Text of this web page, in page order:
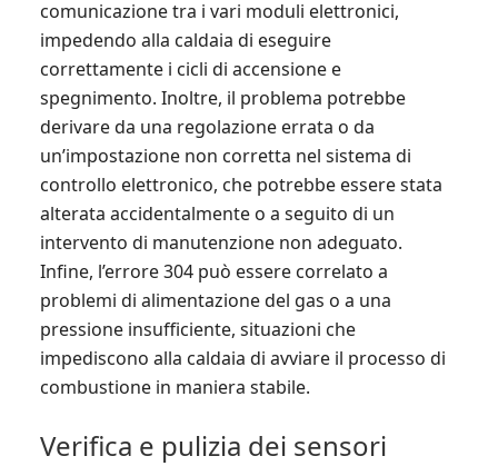
comunicazione tra i vari moduli elettronici,
impedendo alla caldaia di eseguire
correttamente i cicli di accensione e
spegnimento. Inoltre, il problema potrebbe
derivare da una regolazione errata o da
un’impostazione non corretta nel sistema di
controllo elettronico, che potrebbe essere stata
alterata accidentalmente o a seguito di un
intervento di manutenzione non adeguato.
Infine, l’errore 304 può essere correlato a
problemi di alimentazione del gas o a una
pressione insufficiente, situazioni che
impediscono alla caldaia di avviare il processo di
combustione in maniera stabile.
Verifica e pulizia dei sensori